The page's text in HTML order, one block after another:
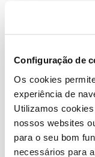
Configuração de
Os cookies
experiência de
Utilizamos
nossos websites
para o seu bom
necessários para
Descubra as